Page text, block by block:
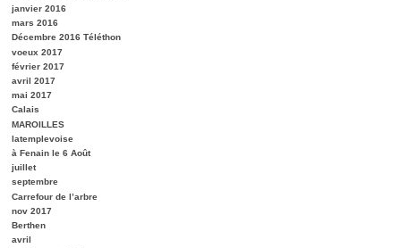
janvier 2016
mars 2016
Décembre 2016 Téléthon
voeux 2017
février 2017
avril 2017
mai 2017
Calais
MAROILLES
latemplevoise
à Fenain le 6 Août
juillet
septembre
Carrefour de l’arbre
nov 2017
Berthen
avril